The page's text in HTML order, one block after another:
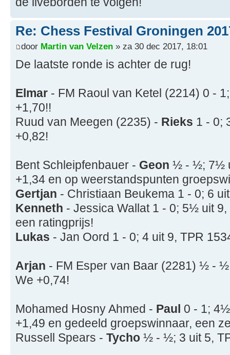
Re: Chess Festival Groningen
door Martin van Velzen » za 30 dec 2017, 18:01
De laatste ronde is achter de rug!
Elmar - FM Raoul van Ketel (2214) 0 -
+1,70!!
Ruud van Meegen (2235) - Rieks 1 - 0;
+0,82!
Bent Schleipfenbauer - Geon ½ - ½; 7½
+1,34 en op weerstandspunten
Gertjan - Christiaan Beukema 1 - 0; 6
Kenneth - Jessica Wallat 1 - 0; 5½ uit
een ratingprijs!
Lukas - Jan Oord 1 - 0; 4 uit 9, TPR
Arjan - FM Esper van Baar (2281) ½ -
We +0,74!
Mohamed Hosny Ahmed - Paul 0 - 1;
+1,49 en gedeeld groepswinnaar, een
Russell Spears - Tycho ½ - ½; 3 uit 5,